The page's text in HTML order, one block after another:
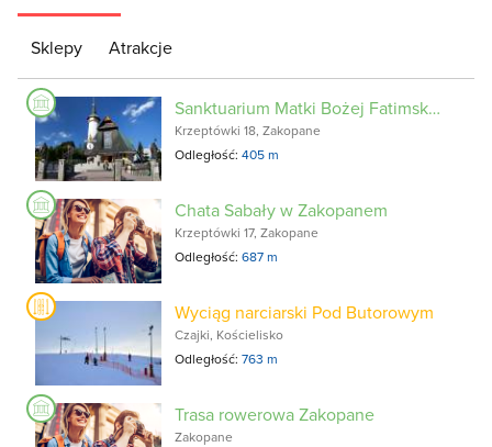
Sklepy Atrakcje
Sanktuarium Matki Bożej Fatimskiej
Krzeptówki 18, Zakopane
Odległość:405 m
Chata Sabały w Zakopanem
Krzeptówki 17, Zakopane
Odległość:687 m
Wyciąg narciarski Pod Butorowym
Czajki, Kościelisko
Odległość:763 m
Trasa rowerowa Zakopane
Zakopane